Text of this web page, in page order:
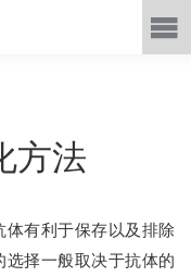
方法
体有利于保存以及排除
择一般取决于抗体的